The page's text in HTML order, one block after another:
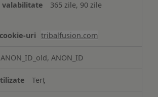
365 zile, 90 zile
tribalfusion.com
ANON_ID_old, ANON_ID
Terț